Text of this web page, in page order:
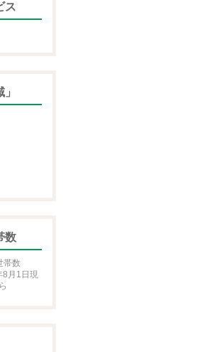
ス
数
帯数
8月1日現